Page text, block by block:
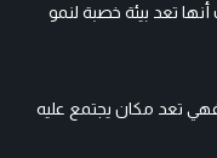
تعد بيئة خصبة لنمو
فهي تعد مكان يجتمع عليه